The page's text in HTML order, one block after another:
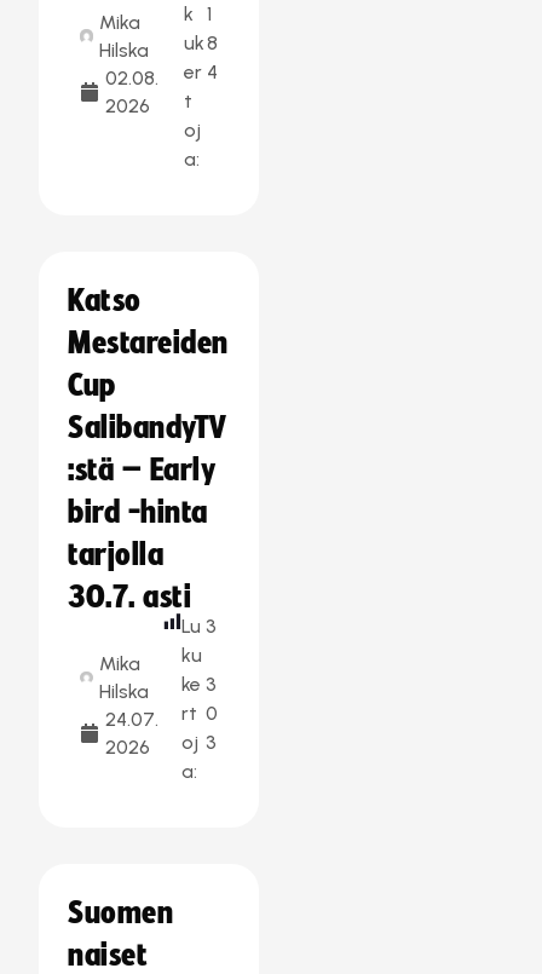
Mika
Hilska
02.08.
2026
k
uk
er
t
oj
a:
1
8
4
Katso
Mestareiden
Cup
SalibandyTV
:stä – Early
bird -hinta
tarjolla
30.7. asti
Mika
Hilska
24.07.
2026
Lu
ku
ke
rt
oj
a:
3
3
0
3
Suomen
naiset